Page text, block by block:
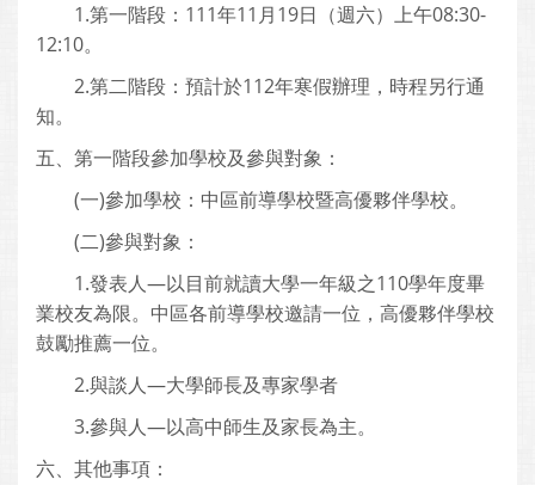
1.第一階段：111年11月19日（週六）上午08:30-
12:10。
2.第二階段：預計於112年寒假辦理，時程另行通
知。
五、第一階段參加學校及參與對象：
(一)參加學校：中區前導學校暨高優夥伴學校。
(二)參與對象：
1.發表人—以目前就讀大學一年級之110學年度畢
業校友為限。中區各前導學校邀請一位，高優夥伴學校
鼓勵推薦一位。
2.與談人—大學師長及專家學者
3.參與人—以高中師生及家長為主。
六、其他事項：